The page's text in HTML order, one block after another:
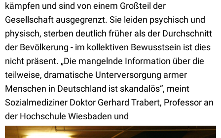
kämpfen und sind von einem Großteil der
Gesellschaft ausgegrenzt. Sie leiden psychisch und
physisch, sterben deutlich früher als der Durchschnitt
der Bevölkerung - im kollektiven Bewusstsein ist dies
nicht präsent. „Die mangelnde Information über die
teilweise, dramatische Unterversorgung armer
Menschen in Deutschland ist skandalös“, meint
Sozialmediziner Doktor Gerhard Trabert, Professor an
der Hochschule Wiesbaden und